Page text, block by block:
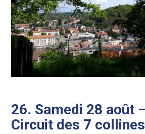
26. Samedi 28 août
Circuit des 7 collines